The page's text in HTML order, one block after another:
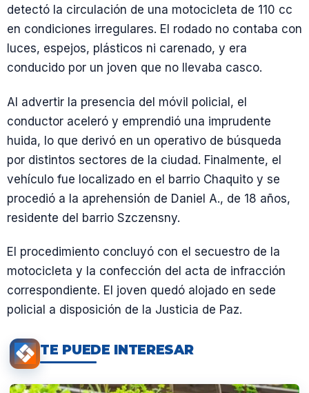
detectó la circulación de una motocicleta de 110 cc
en condiciones irregulares. El rodado no contaba con
luces, espejos, plásticos ni carenado, y era
conducido por un joven que no llevaba casco.
Al advertir la presencia del móvil policial, el
conductor aceleró y emprendió una imprudente
huida, lo que derivó en un operativo de búsqueda
por distintos sectores de la ciudad. Finalmente, el
vehículo fue localizado en el barrio Chaquito y se
procedió a la aprehensión de Daniel A., de 18 años,
residente del barrio Szczensny.
El procedimiento concluyó con el secuestro de la
motocicleta y la confección del acta de infracción
correspondiente. El joven quedó alojado en sede
policial a disposición de la Justicia de Paz.
TE PUEDE INTERESAR